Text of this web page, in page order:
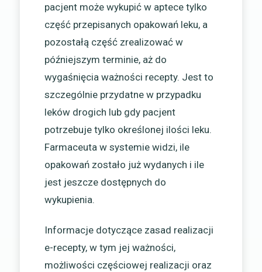
pacjent może wykupić w aptece tylko
część przepisanych opakowań leku, a
pozostałą część zrealizować w
późniejszym terminie, aż do
wygaśnięcia ważności recepty. Jest to
szczególnie przydatne w przypadku
leków drogich lub gdy pacjent
potrzebuje tylko określonej ilości leku.
Farmaceuta w systemie widzi, ile
opakowań zostało już wydanych i ile
jest jeszcze dostępnych do
wykupienia.
Informacje dotyczące zasad realizacji
e-recepty, w tym jej ważności,
możliwości częściowej realizacji oraz